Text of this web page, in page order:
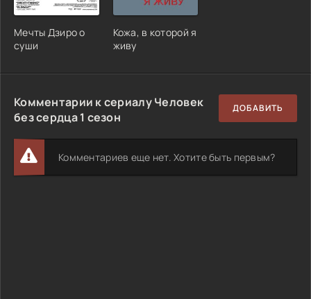
Мечты Дзиро о
суши
Кожа, в которой я
живу
Комментарии к сериалу Человек
без сердца 1 сезон
ДОБАВИТЬ
Комментариев еще нет. Хотите быть первым?